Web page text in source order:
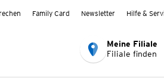
Family Card Newsletter Hilfe &
Meine Filiale
Filiale finden